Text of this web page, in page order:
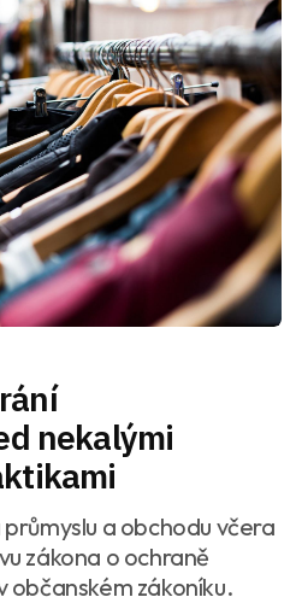
nekalými
a obchodu včera
zákona o ochraně
zákoníku.